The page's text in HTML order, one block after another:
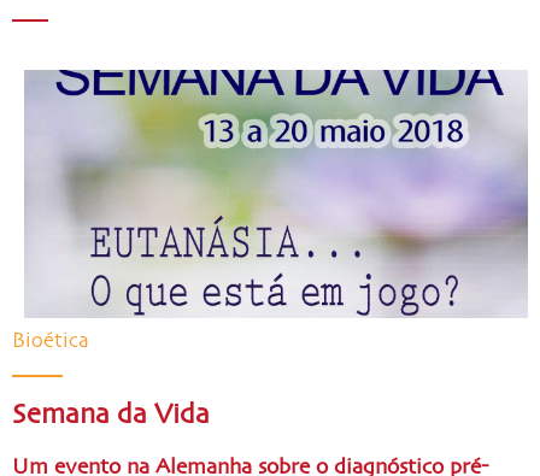
Bioética
Semana da Vida
Um evento na Alemanha sobre o diagnóstico pré-